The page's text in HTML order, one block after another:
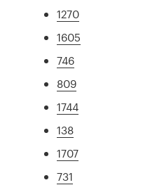
1270
1605
746
809
1744
138
1707
731